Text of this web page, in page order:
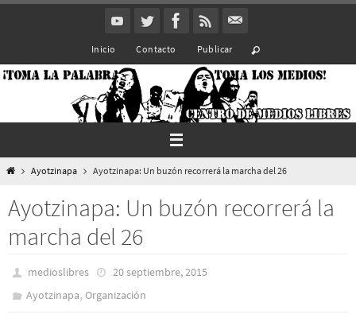
Inicio Contacto Publicar
InicioAyotzinapa Ayotzinapa: Un buzón recorrerá la marcha del 26
Ayotzinapa: Un buzón recorrerá la
marcha del 26
medioslibres
20 septiembre, 2015
Ayotzinapa,Organización